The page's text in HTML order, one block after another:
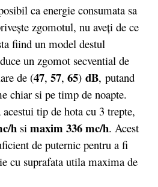
ca energie consumata sa
zgomotul, nu aveţi de ce
fiind un model destul
un zgomot secvential de
de (47, 57, 65) dB, putand
chiar si pe timp de noapte.
tip de hota cu 3 trepte,
h si maxim 336 mc/h. Acest
de puternic pentru a fi
cu suprafata utila maxima de